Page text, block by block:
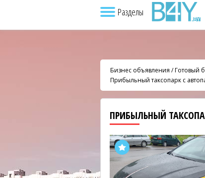
Разделы
Бизнес объявления /Готовый
Прибыльный таксопарк с
ПРИБЫЛЬНЫЙ